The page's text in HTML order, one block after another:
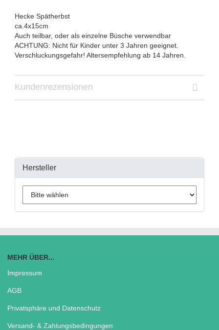
Hecke Spätherbst
ca.4x15cm
Auch teilbar, oder als einzelne Büsche verwendbar
ACHTUNG: Nicht für Kinder unter 3 Jahren geeignet.
Verschluckungsgefahr! Altersempfehlung ab 14 Jahren.
Kundenrezensionen
Hersteller
MEHR ÜBER...
Impressum
AGB
Privatsphäre und Datenschutz
Versand- & Zahlungsbedingungen